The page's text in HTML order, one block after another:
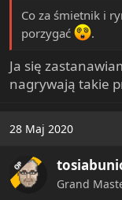
Co za śmietnik i
porzygać
.
Ja się
nagrywają takie
28 Maj 2020
OP
Grand